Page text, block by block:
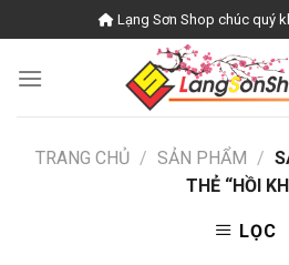
to
content
Lạng Sơn Shop chúc quý
TRANG CHỦ / SẢN PHẨM /
THẺ “HỒI
LỌC